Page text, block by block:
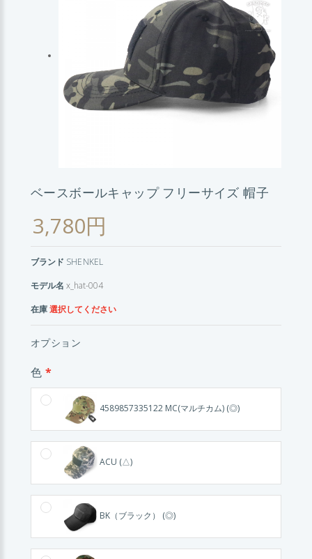
ベースボールキャップ フリーサイズ 帽子
3,780円
ブランド SHENKEL
モデル名 x_hat-004
在庫選択してください
オプション
色
4589857335122 MC(マルチカム) (◎)
ACU (△)
BK（ブラック） (◎)